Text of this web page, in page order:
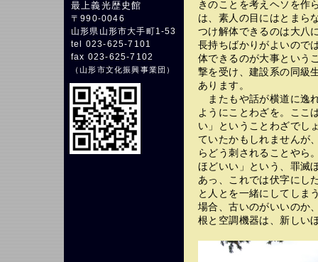
最上義光歴史館
〒990-0046
山形県山形市大手町1-53
tel 023-625-7101
fax 023-625-7102
（山形市文化振興事業団 ）
きのことを考えヘソを作
は、素人の目にはとまら
つけ解体できるのは大八
長持ちばかりがよいので
体できるのが大事という
撃を受け、建設系の同級
あります。
またもや話が横道に逸
ようにことわざを。ここ
い」ということわざでし
ていたかもしれませんが
らどう刺されることやら
ほどいい」という、罪滅
あっ、これでは伏字にし
と人とを一緒にしてしま
場合、古いのがいいのか
根と空調機器は、新しい